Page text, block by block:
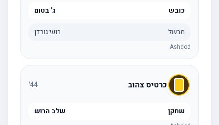
כובש ג' בטום
מבשל רועי גורדן
Ashdod
כרטיס צהוב 44
'
שחקן שלב הרוש